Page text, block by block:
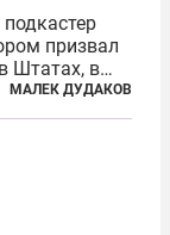
призвал
Штатах, в
А также
МАЛЕК ДУДАКОВ